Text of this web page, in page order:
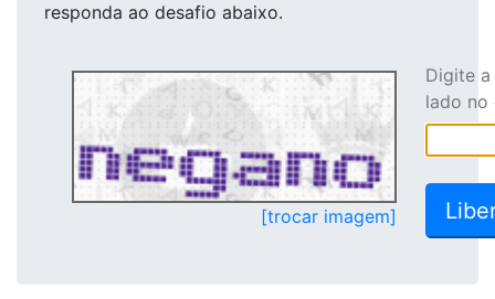
responda ao desafio abaixo.
[trocar imagem]
Digite
lado no